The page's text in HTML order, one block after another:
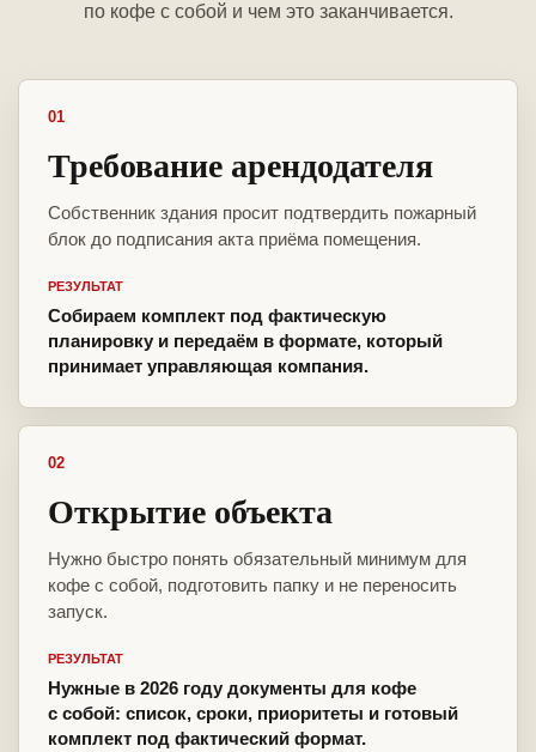
по кофе с собой и чем это заканчивается.
01
Требование арендодателя
Собственник здания просит подтвердить пожарный
блок до подписания акта приёма помещения.
РЕЗУЛЬТАТ
Собираем комплект под фактическую
планировку и передаём в формате, который
принимает управляющая компания.
02
Открытие объекта
Нужно быстро понять обязательный минимум для
кофе с собой, подготовить папку и не переносить
запуск.
РЕЗУЛЬТАТ
Нужные в 2026 году документы для кофе
с собой: список, сроки, приоритеты и готовый
комплект под фактический формат.